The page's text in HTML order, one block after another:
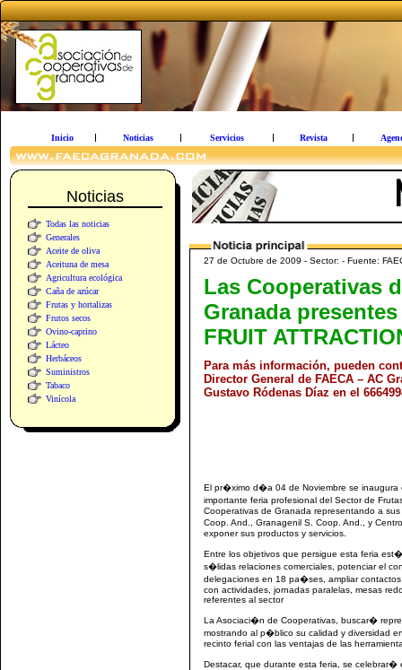
Inicio Noticias Servicios Revista
Noticias
Todas las noticias
Generales
Aceite de oliva
Aceituna de mesa
Agricultura ecológica
Caña de azúcar
Frutas y hortalizas
Frutos secos
Ovino-caprino
Lácteo
Herbáceos
Suministros
Tabaco
Vinícola
27 de Octubre de 2009 - Sector: - Fuente:
Las Cooperativas
Granada
FRUIT
Para más información, pueden
Director General de FAECA – AC
Gustavo Ródenas Díaz en el
El pr�ximo d�a 04 de Noviembre se
importante feria profesional del Sector de
Cooperativas de Granada representando a
Coop. And., Granagenil S. Coop. And., y
exponer sus productos y servicios.
Entre los objetivos que persigue esta feria
s�lidas relaciones comerciales, potenciar el
delegaciones en 18 pa�ses, ampliar
con actividades, jornadas paralelas, mesas
referentes al sector
La Asociaci�n de Cooperativas, buscar�
mostrando al p�blico su calidad y diversidad
recinto ferial con las ventajas de las
Destacar, que durante esta feria, se